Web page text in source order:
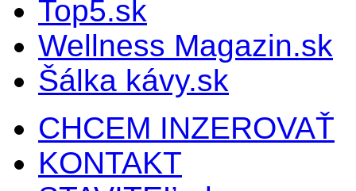
Top5.sk
Wellness Magazin.sk
Šálka kávy.sk
CHCEM INZEROVAŤ
KONTAKT